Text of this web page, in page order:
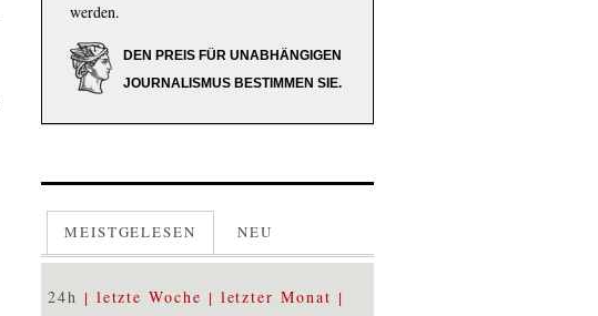
werden.
DEN PREIS FÜR UNABHÄNGIGEN
JOURNALISMUS BESTIMMEN SIE.
MEISTGELESEN NEU
24h letzte Woche letzter Monat